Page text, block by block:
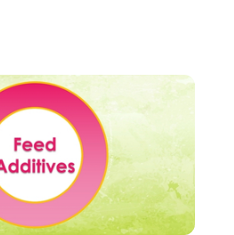
gây hại cho động vật